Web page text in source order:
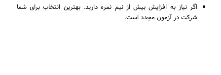
اگر نیاز به افزایش بیش از نیم نمره دارید. بهترین انتخاب برای شما
شرکت در آزمون مجدد است.